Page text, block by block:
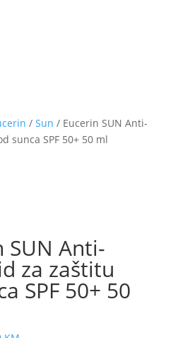
/ Sun / Eucerin SUN Anti-
sunca SPF 50+ 50 ml
SUN Anti-
za zaštitu
SPF 50+ 50